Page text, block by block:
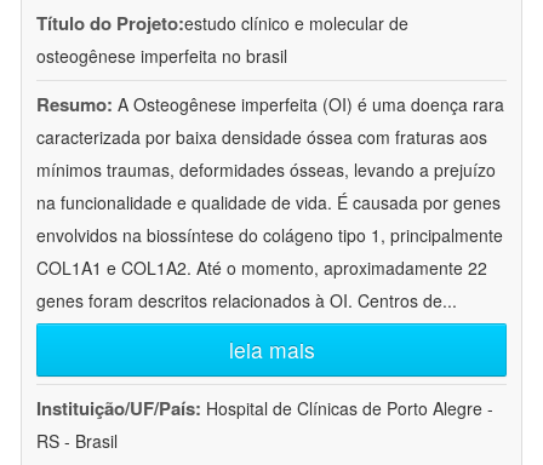
Título do Projeto:estudo clínico e molecular de
osteogênese imperfeita no brasil
Resumo: A Osteogênese imperfeita (OI) é uma doença rara
caracterizada por baixa densidade óssea com fraturas aos
mínimos traumas, deformidades ósseas, levando a prejuízo
na funcionalidade e qualidade de vida. É causada por genes
envolvidos na biossíntese do colágeno tipo 1, principalmente
COL1A1 e COL1A2. Até o momento, aproximadamente 22
genes foram descritos relacionados à OI. Centros de...
leia mais
Instituição/UF/País: Hospital de Clínicas de Porto Alegre -
RS - Brasil